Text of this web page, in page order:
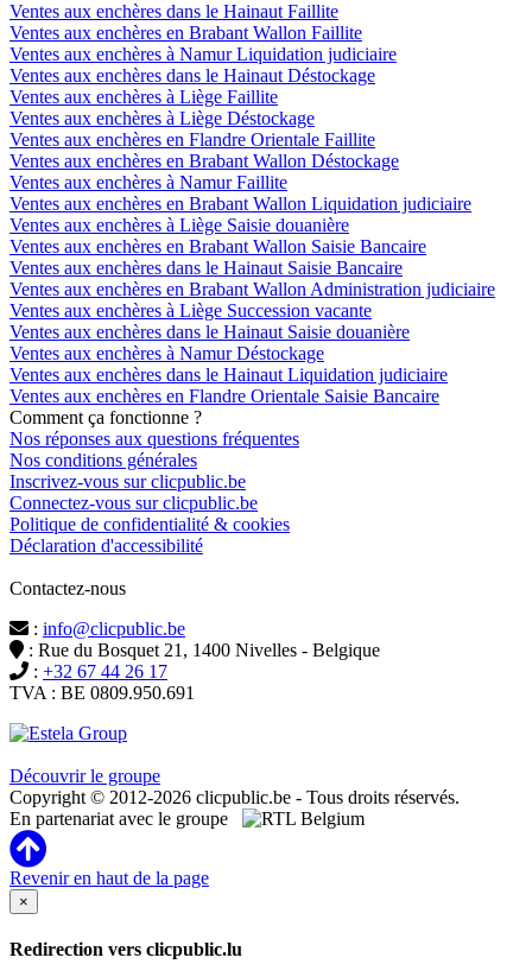
Ventes aux enchères dans le Hainaut Faillite
Ventes aux enchères en Brabant Wallon Faillite
Ventes aux enchères à Namur Liquidation judiciaire
Ventes aux enchères dans le Hainaut Déstockage
Ventes aux enchères à Liège Faillite
Ventes aux enchères à Liège Déstockage
Ventes aux enchères en Flandre Orientale Faillite
Ventes aux enchères en Brabant Wallon Déstockage
Ventes aux enchères à Namur Faillite
Ventes aux enchères en Brabant Wallon Liquidation judiciaire
Ventes aux enchères à Liège Saisie douanière
Ventes aux enchères en Brabant Wallon Saisie Bancaire
Ventes aux enchères dans le Hainaut Saisie Bancaire
Ventes aux enchères en Brabant Wallon Administration judiciaire
Ventes aux enchères à Liège Succession vacante
Ventes aux enchères dans le Hainaut Saisie douanière
Ventes aux enchères à Namur Déstockage
Ventes aux enchères dans le Hainaut Liquidation judiciaire
Ventes aux enchères en Flandre Orientale Saisie Bancaire
Comment ça fonctionne ?
Nos réponses aux questions fréquentes
Nos conditions générales
Inscrivez-vous sur clicpublic.be
Connectez-vous sur clicpublic.be
Politique de confidentialité & cookies
Déclaration d'accessibilité
Contactez-nous
: info@clicpublic.be
: Rue du Bosquet 21, 1400 Nivelles - Belgique
: +32 67 44 26 17
TVA : BE 0809.950.691
Découvrir le groupe
Copyright © 2012-2026 clicpublic.be - Tous droits réservés.
En partenariat avec le groupe
Revenir en haut de la page
×
Redirection vers clicpublic.lu